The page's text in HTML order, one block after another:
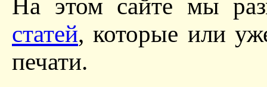
На этом сайте мы
статей, которые или
печати.